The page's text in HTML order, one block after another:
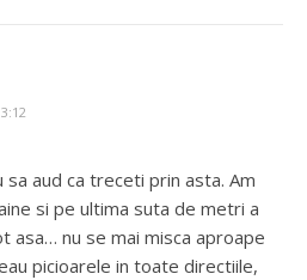
sa aud ca treceti prin asta. Am
si pe ultima suta de metri a
asa… nu se mai misca aproape
picioarele in toate directiile,